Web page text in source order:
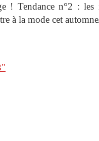
! Tendance n°2 : les
à la mode cet